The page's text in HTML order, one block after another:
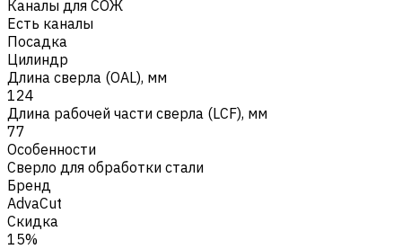
Каналы для СОЖ
Есть каналы
Посадка
Цилиндр
Длина сверла (OAL), мм
124
Длина рабочей части сверла (LCF), мм
77
Особенности
Сверло для обработки стали
Бренд
AdvaCut
Скидка
15%